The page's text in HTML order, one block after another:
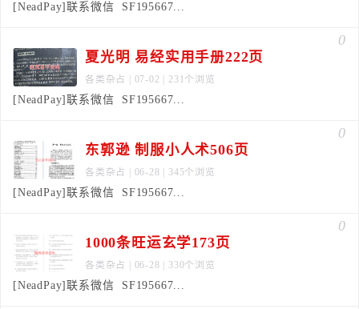
[NeadPay]联系微信 SF195667...
0
夏光明 易经实用手册222页
各类杂占 | 07-02 | 231个浏览
[NeadPay]联系微信 SF195667...
0
东郭逊 制服小人术506页
各类杂占 | 06-28 | 345个浏览
[NeadPay]联系微信 SF195667...
0
1000条旺运玄学173页
各类杂占 | 06-28 | 330个浏览
[NeadPay]联系微信 SF195667...